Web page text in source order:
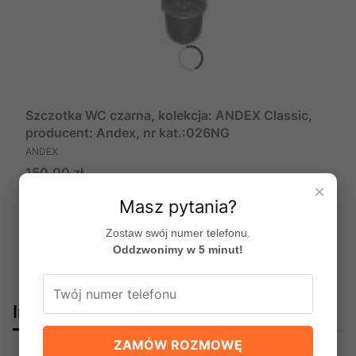
Szczotka WC czarna, kolekcja: ANDEX Classic,
producent: Andex, nr kat.:026NG
PRODUCENT
ANDEX
Cena
150,00 zł
Innym spododobały się:
×
Masz pytania?
Zostaw swój numer telefonu.
Oddzwonimy w 5 minut!
ZAMÓW ROZMOWĘ